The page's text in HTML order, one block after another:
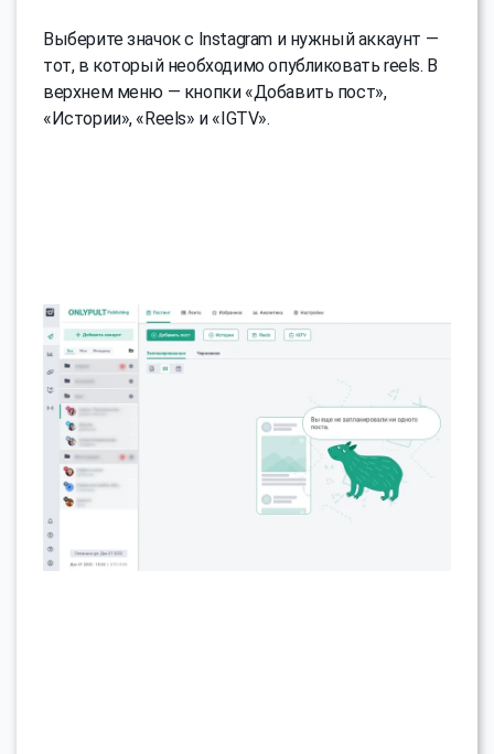
Выберите значок с Instagram и нужный аккаунт —
тот, в который необходимо опубликовать reels. В
верхнем меню — кнопки «Добавить пост»,
«Истории», «Reels» и «IGTV».